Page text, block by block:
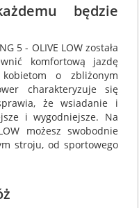
będzie
5 - OLIVE LOW została
komfortową jazdę
o zbliżonym
charakteryzuje się
że wsiadanie i
i wygodniejsze. Na
możesz swobodnie
stroju, od sportowego